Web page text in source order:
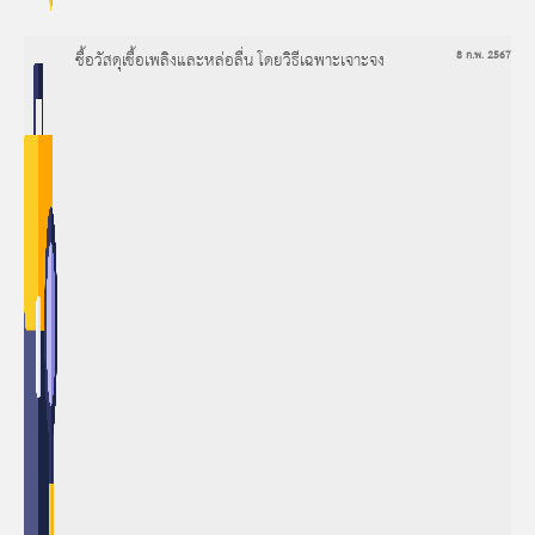
ซื้อวัสดุเชื้อเพลิงและหล่อลื่น โดยวิธีเฉพาะเจาะจง 8 ก.พ. 2567